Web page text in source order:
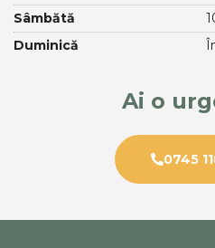
Sâmbătă
Duminică
Ai o
0745